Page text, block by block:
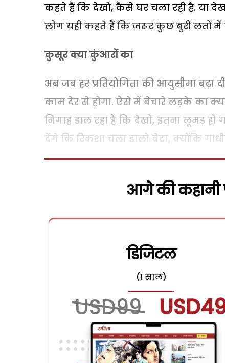
कहते हैं कि देखो, कैसे घर चला रही है. या
लोग यही कहते हैं कि जरूर कुछ बुरी लतों में
कुसूर क्या कुंआरों का
अब जब हर प्रतियोगिता की आयुसीमा बढ़ा
काम देर से होगा. ऐसे में बेचारे लड़के का
निगाह डाल रहा है कि देखो, इतना लूमड़
देंगे कि रिकशा चला डालो बेटा, क्योंकि
आगे की कहानी
डिजिटल
(1 साल)
USD99